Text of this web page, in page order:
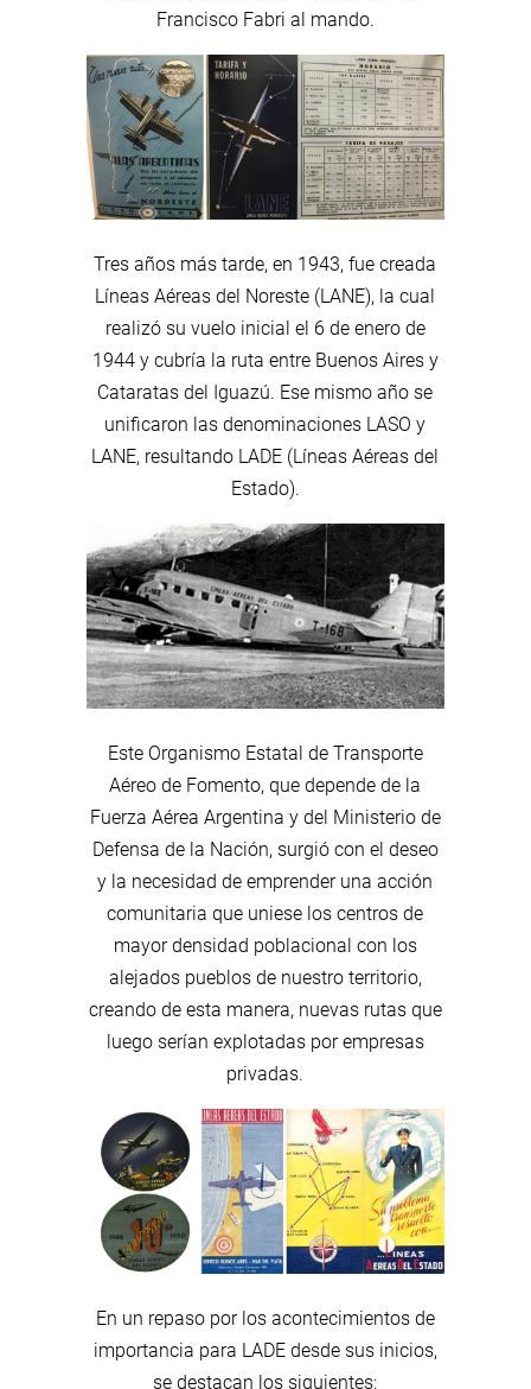
Francisco Fabri al mando.
Tres años más tarde, en 1943, fue creada
Líneas Aéreas del Noreste (LANE), la cual
realizó su vuelo inicial el 6 de enero de
1944 y cubría la ruta entre Buenos Aires y
Cataratas del Iguazú. Ese mismo año se
unificaron las denominaciones LASO y
LANE, resultando LADE (Líneas Aéreas del
Estado).
Este Organismo Estatal de Transporte
Aéreo de Fomento, que depende de la
Fuerza Aérea Argentina y del Ministerio de
Defensa de la Nación, surgió con el deseo
y la necesidad de emprender una acción
comunitaria que uniese los centros de
mayor densidad poblacional con los
alejados pueblos de nuestro territorio,
creando de esta manera, nuevas rutas que
luego serían explotadas por empresas
privadas.
En un repaso por los acontecimientos de
importancia para LADE desde sus inicios,
se destacan los siguientes: